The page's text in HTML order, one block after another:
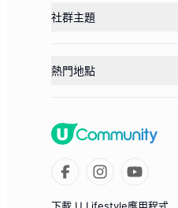
社群主題
熱門地點
下載 U Lifestyle應用程式